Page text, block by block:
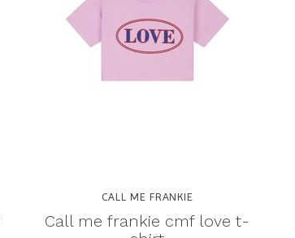
CALL ME FRANKIE
Call me frankie cmf love t-